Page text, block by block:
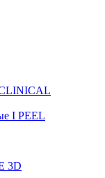
I PEEL
3D